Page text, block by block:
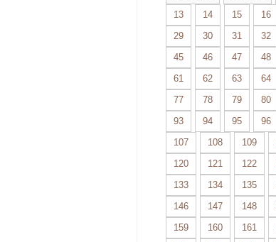
13
14 15 16
29
30 31 32
45
46 47 48
61
62 63 64
77
78 79 80
93
94 95 96
107
108 109
120
121 122
133
134 135
146
147 148
159
160 161